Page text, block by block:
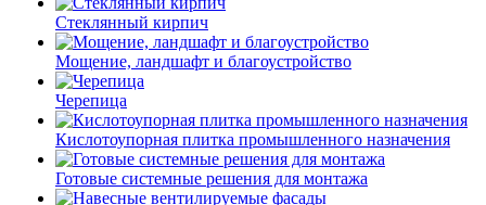
Cтеклянный кирпич
Мощение, ландшафт и благоустройство
Черепица
Кислотоупорная плитка промышленного назначения
Готовые системные решения для монтажа